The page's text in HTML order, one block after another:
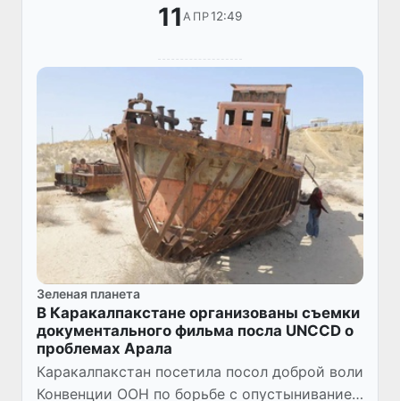
11АПР12:49
Зеленая планета
В Каракалпакстане организованы съемки
документального фильма посла UNCCD о
проблемах Арала
Каракалпакстан посетила посол доброй воли
Конвенции ООН по борьбе с опустыниванием